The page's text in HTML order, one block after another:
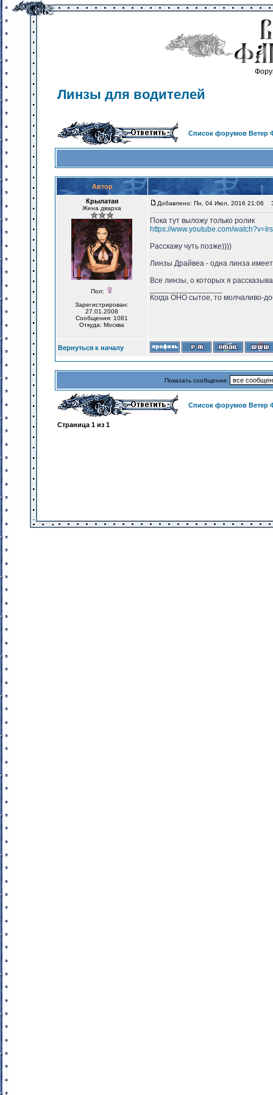
Линзы для водителей
Список форумов Ветер
Автор
Крылатая
Жена дварха
Пол:
Зарегистрирован:
27.01.2008
Сообщения: 1081
Откуда: Москва
Добавлено: Пн, 04 Июл, 2016 21:06
Пока тут выложу только ролик
https://www.youtube.com/
Расскажу чуть позже))))
Линзы Драйвеа - одна линза
Все линзы, о которых я
Когда ОНО сытое, то молчаливо-
Вернуться к началу
Показать сообщения:
Список форумов Ветер
Страница 1 из 1